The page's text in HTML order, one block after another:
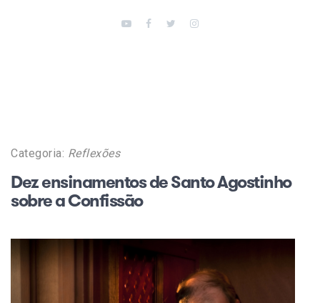
Categoria: Reflexões
Dez ensinamentos de Santo Agostinho
sobre a Confissão